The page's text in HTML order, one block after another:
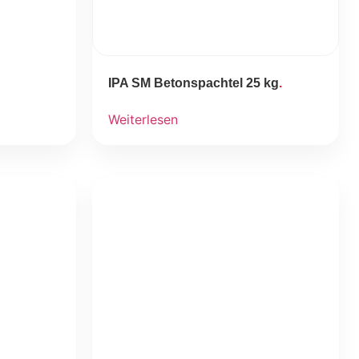
IPA SM Betonspachtel 25 kg
Weiterlesen